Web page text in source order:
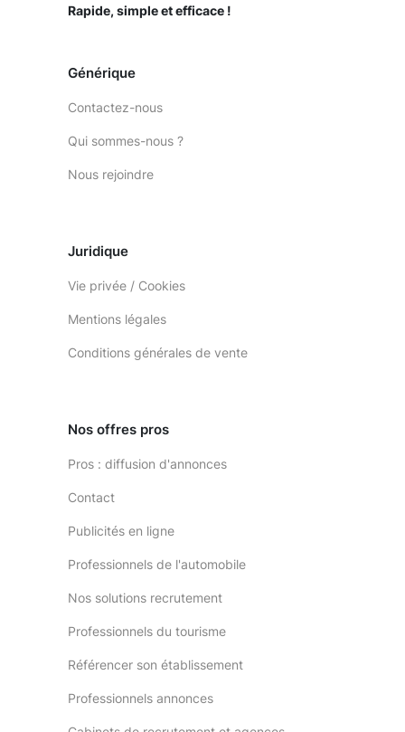
Rapide, simple et efficace !
Générique
Contactez-nous
Qui sommes-nous ?
Nous rejoindre
Juridique
Vie privée / Cookies
Mentions légales
Conditions générales de vente
Nos offres pros
Pros : diffusion d'annonces
Contact
Publicités en ligne
Professionnels de l'automobile
Nos solutions recrutement
Professionnels du tourisme
Référencer son établissement
Professionnels annonces